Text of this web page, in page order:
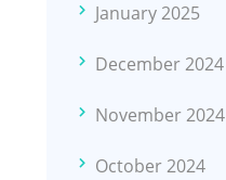
January 2025
December 2024
November 2024
October 2024